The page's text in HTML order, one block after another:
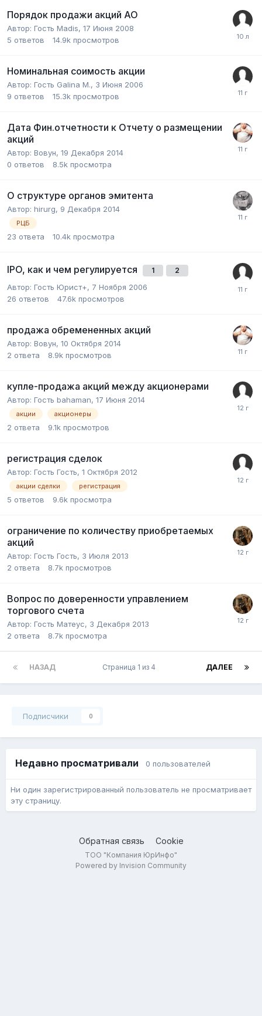
Порядок продажи акций АО
Автор: Гость Madis, 17 Июня 2008
5 ответов 14.9k просмотров
Номинальная соимость акции
Автор: Гость Galina M., 3 Июня 2006
9 ответов 15.3k просмотров
Дата Фин.отчетности к Отчету о размещении
акций
Автор: Вовун, 19 Декабря 2014
0 ответов 8.5k просмотра
О структуре органов эмитента
Автор: hirurg, 9 Декабря 2014
РЦБ
23 ответа 10.4k просмотра
IPO, как и чем регулируется 1 2
Автор: Гость Юрист+, 7 Ноября 2006
26 ответов 47.6k просмотров
продажа обремененных акций
Автор: Вовун, 10 Октября 2014
2 ответа 8.9k просмотров
купле-продажа акций между акционерами
Автор: Гость bahaman, 17 Июня 2014
акции акционеры
2 ответа 9.1k просмотров
регистрация сделок
Автор: Гость Гость, 1 Октября 2012
акции сделки регистрация
5 ответов 9.6k просмотра
ограничение по количеству приобретаемых
акций
Автор: Гость Гость, 3 Июля 2013
2 ответа 8.7k просмотров
Вопрос по доверенности управлением
торгового счета
Автор: Гость Матеус, 3 Декабря 2013
2 ответа 8.7k просмотра
НАЗАД ДАЛЕЕ
Страница 1 из 4
Подписчики 0
Недавно просматривали 0 пользователей
Ни один зарегистрированный пользователь не просматривает
эту страницу.
Обратная связь Cookie
ТОО "Компания ЮрИнфо"
Powered by Invision Community